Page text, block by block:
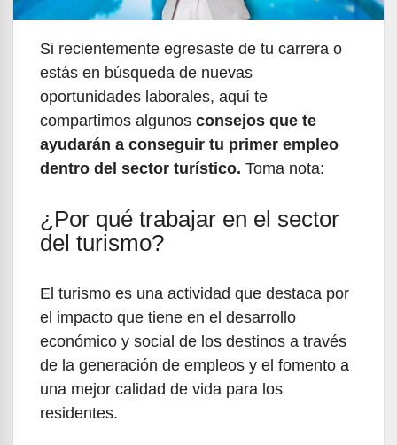
Si recientemente egresaste de tu carrera o
estás en búsqueda de nuevas
oportunidades laborales, aquí te
compartimos algunos consejos que te
ayudarán a conseguir tu primer empleo
dentro del sector turístico. Toma nota:
¿Por qué trabajar en el sector
del turismo?
El turismo es una actividad que destaca por
el impacto que tiene en el desarrollo
económico y social de los destinos a través
de la generación de empleos y el fomento a
una mejor calidad de vida para los
residentes.